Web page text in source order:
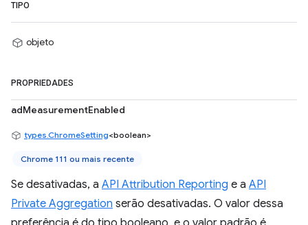
TIPO
objeto
PROPRIEDADES
adMeasurementEnabled
types.ChromeSetting<boolean>
Chrome 111 ou mais recente
Se desativadas, a API Attribution Reporting e a API
Private Aggregation serão desativadas. O valor dessa